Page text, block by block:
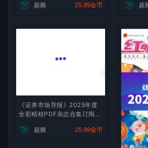
超频 25.99金币 超
《证券市场导报》2025年度
全彩精校PDF杂志合集订阅下
超频
25.99金币
微刊杂志社
微刊杂志社
微刊杂志社